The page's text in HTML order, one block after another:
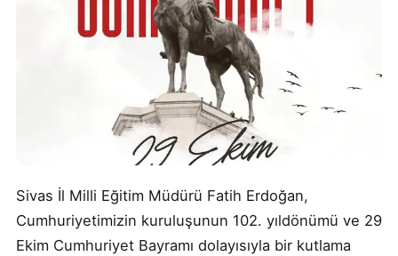
Sivas İl Milli Eğitim Müdürü Fatih Erdoğan,
Cumhuriyetimizin kuruluşunun 102. yıldönümü ve 29
Ekim Cumhuriyet Bayramı dolayısıyla bir kutlama